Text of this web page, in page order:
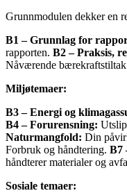
Grunnmodulen dekker en
B1 – Grunnlag for
rapporten. B2 – Praksis,
Nåværende
Miljøtemaer:
B3 – Energi og
B4 – Forurensning:
Naturmangfold: Din
Forbruk og håndtering. B7
håndterer materialer og
Sosiale temaer: